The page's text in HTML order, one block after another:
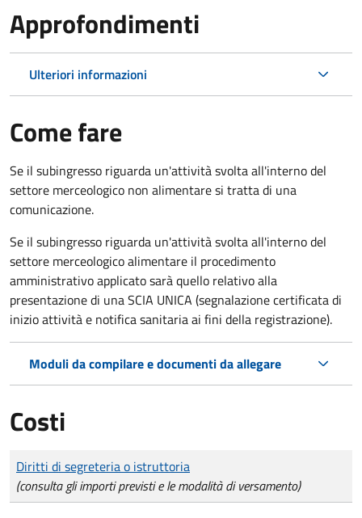
Approfondimenti
Ulteriori informazioni
Come fare
Se il subingresso riguarda un'attività svolta all'interno del
settore merceologico non alimentare si tratta di una
comunicazione.
Se il subingresso riguarda un'attività svolta all'interno del
settore merceologico alimentare il procedimento
amministrativo applicato sarà quello relativo alla
presentazione di una SCIA UNICA (segnalazione certificata di
inizio attività e notifica sanitaria ai fini della registrazione).
Moduli da compilare e documenti da allegare
Costi
Tipo di pagamento
Importo
Diritti di segreteria o istruttoria
(consulta gli importi previsti e le modalità di versamento)